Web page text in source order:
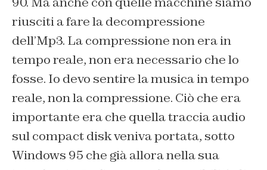
riusciti a fare la decompressione
dell’Mp3. La compressione non era in
tempo reale, non era necessario che lo
fosse. Io devo sentire la musica in tempo
reale, non la compressione. Ciò che era
importante era che quella traccia audio
sul compact disk veniva portata, sotto
Windows 95 che già allora nella sua